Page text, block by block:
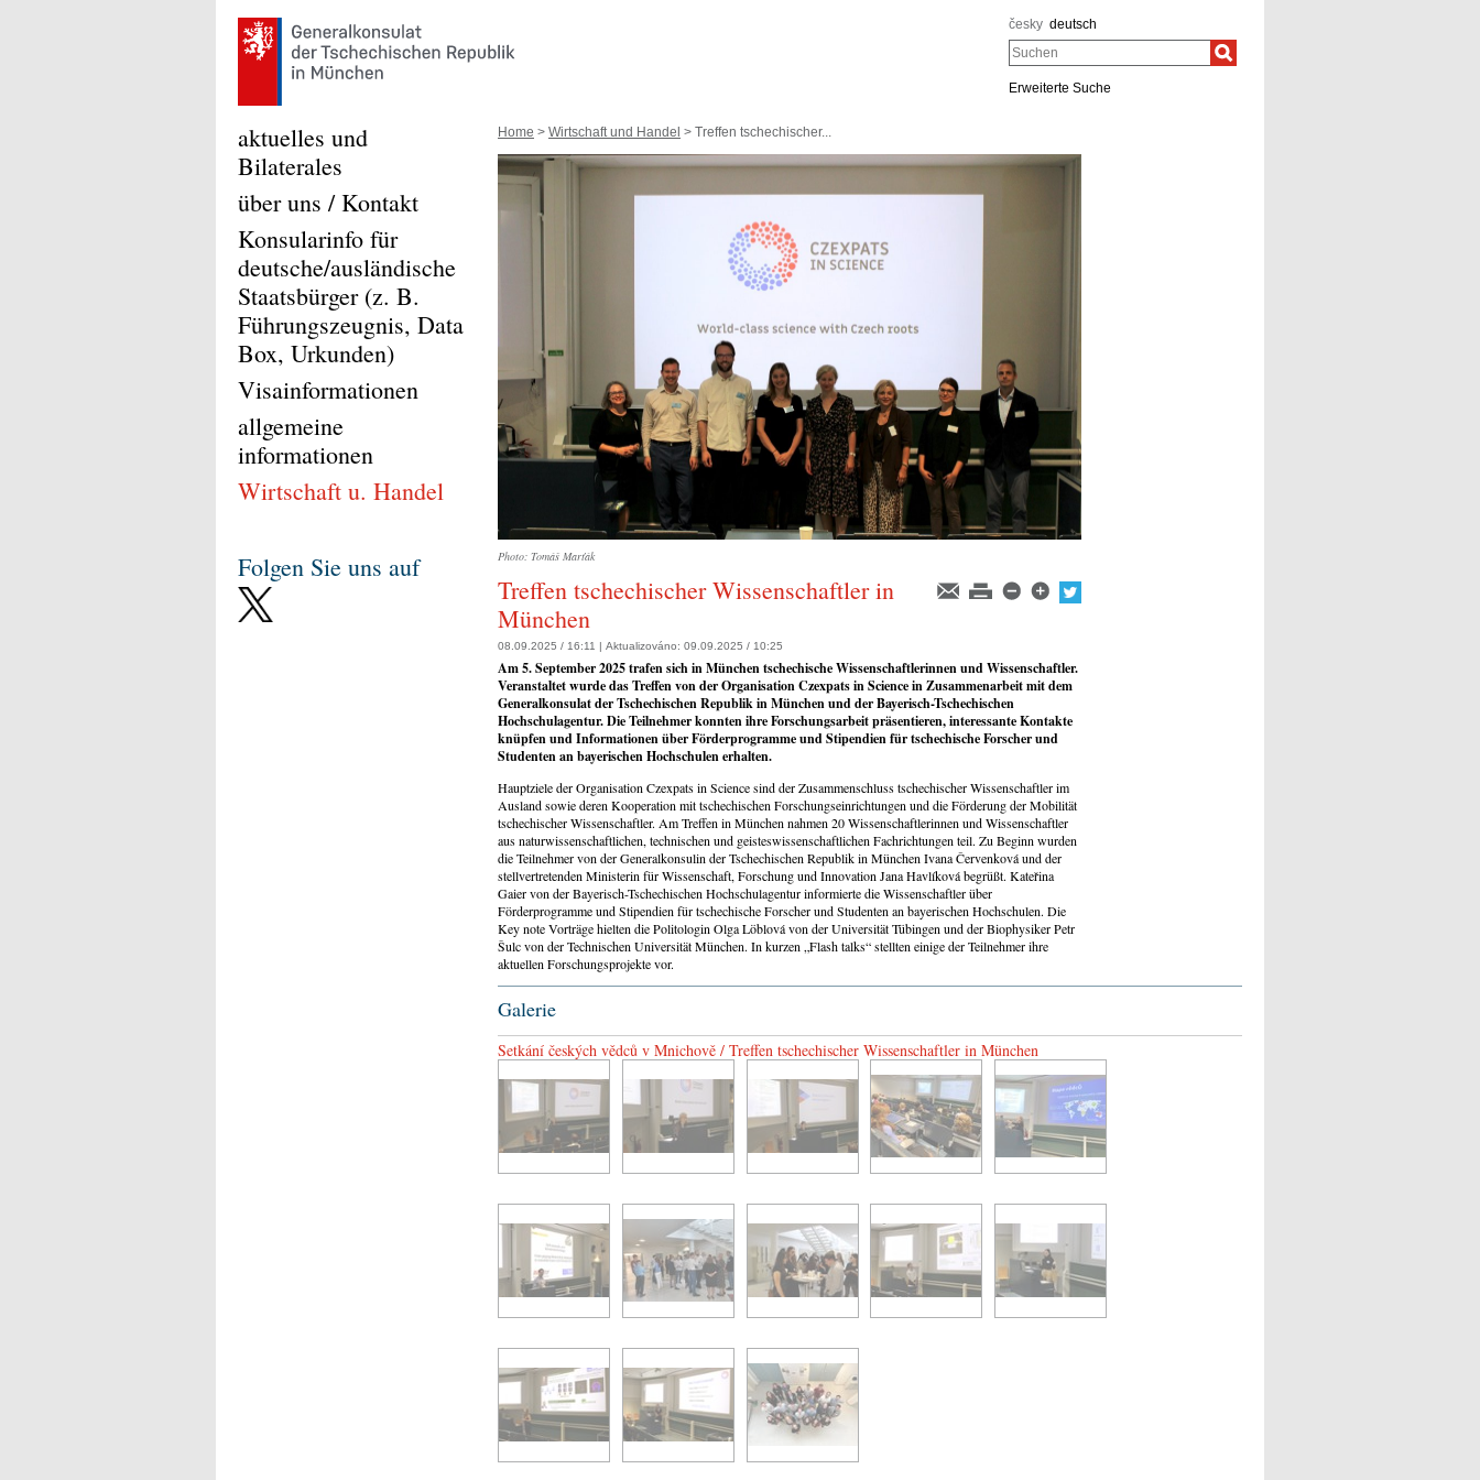
česky deutsch
Suchen
Erweiterte Suche
Home > Wirtschaft und Handel > Treffen tschechischer...
Photo: Tomáš Marťák
Treffen tschechischer Wissenschaftler in
München
08.09.2025 / 16:11 | Aktualizováno: 09.09.2025 / 10:25
Am 5. September 2025 trafen sich in München tschechische Wissenschaftlerinnen und Wissenschaftler.
Veranstaltet wurde das Treffen von der Organisation Czexpats in Science in Zusammenarbeit mit dem
Generalkonsulat der Tschechischen Republik in München und der Bayerisch-Tschechischen
Hochschulagentur. Die Teilnehmer konnten ihre Forschungsarbeit präsentieren, interessante Kontakte
knüpfen und Informationen über Förderprogramme und Stipendien für tschechische Forscher und
Studenten an bayerischen Hochschulen erhalten.
Hauptziele der Organisation Czexpats in Science sind der Zusammenschluss tschechischer Wissenschaftler im
Ausland sowie deren Kooperation mit tschechischen Forschungseinrichtungen und die Förderung der Mobilität
tschechischer Wissenschaftler. Am Treffen in München nahmen 20 Wissenschaftlerinnen und Wissenschaftler
aus naturwissenschaftlichen, technischen und geisteswissenschaftlichen Fachrichtungen teil. Zu Beginn wurden
die Teilnehmer von der Generalkonsulin der Tschechischen Republik in München Ivana Červenková und der
stellvertretenden Ministerin für Wissenschaft, Forschung und Innovation Jana Havlíková begrüßt. Kateřina
Gaier von der Bayerisch-Tschechischen Hochschulagentur informierte die Wissenschaftler über
Förderprogramme und Stipendien für tschechische Forscher und Studenten an bayerischen Hochschulen. Die
Key note Vorträge hielten die Politologin Olga Löblová von der Universität Tübingen und der Biophysiker Petr
Šulc von der Technischen Universität München. In kurzen „Flash talks“ stellten einige der Teilnehmer ihre
aktuellen Forschungsprojekte vor.
Galerie
Setkání českých vědců v Mnichově / Treffen tschechischer Wissenschaftler in München
aktuelles und
Bilaterales
über uns / Kontakt
Konsularinfo für
deutsche/ausländische
Staatsbürger (z. B.
Führungszeugnis, Data
Box, Urkunden)
Visainformationen
allgemeine
informationen
Wirtschaft u. Handel
Folgen Sie uns auf